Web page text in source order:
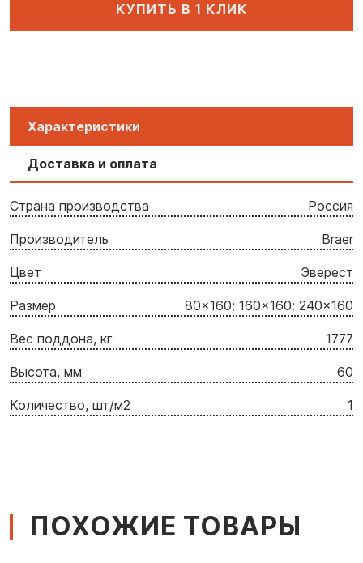
КУПИТЬ В 1 КЛИК
Характеристики
Доставка и оплата
Страна производства Россия
Производитель Braer
Цвет Эверест
Размер 80x160; 160x160; 240x160
Вес поддона, кг 1777
Высота, мм 60
Количество, шт/м2 1
ПОХОЖИЕ ТОВАРЫ